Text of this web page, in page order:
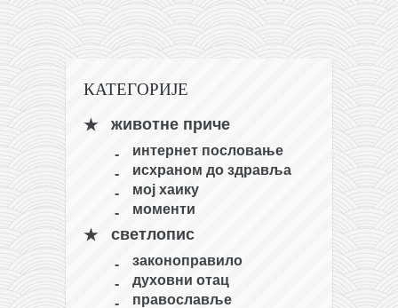
нунчаку
бо
тонфа
саи
тимбеи рочин
тсунами дојо
снимци наступа
галерија клуба
чланарина
КАТЕГОРИЈЕ
животне приче
интернет пословање
исхраном до здравља
мој хаику
моменти
светлопис
законоправило
духовни отац
православље